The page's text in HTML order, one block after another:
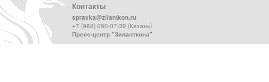
Контакты
spravka@zilantkon.ru
+7 (960) 060-07-39 (Казань)
Пресс-центр "Зиланткона"